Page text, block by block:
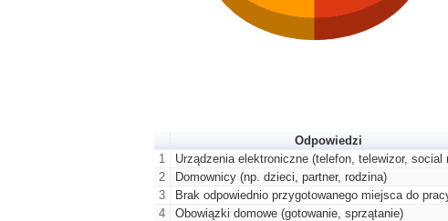
Odpowiedzi
1
Urządzenia elektroniczne (telefon, telewizor, social
2
Domownicy (np. dzieci, partner, rodzina)
3
Brak odpowiednio przygotowanego miejsca do
4
Obowiązki domowe (gotowanie, sprzątanie)